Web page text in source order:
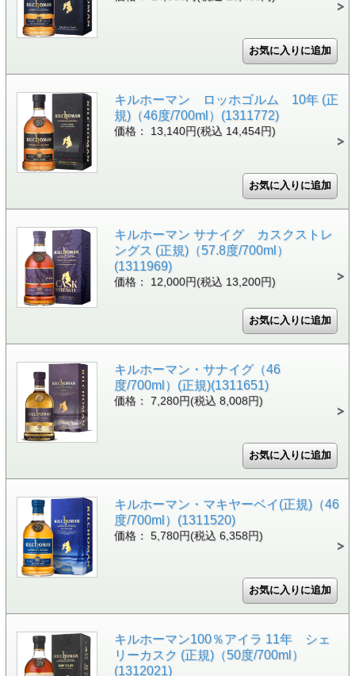
キルホーマン ロッホゴルム 10年 (正
規)（46度/700ml）(1311772)
価格： 13,140円(税込 14,454円)
キルホーマン サナイグ カスクストレ
ングス (正規)（57.8度/700ml）
(1311969)
価格： 12,000円(税込 13,200円)
キルホーマン・サナイグ（46
度/700ml）(正規)(1311651)
価格： 7,280円(税込 8,008円)
キルホーマン・マキヤーベイ(正規)（46
度/700ml）(1311520)
価格： 5,780円(税込 6,358円)
キルホーマン100％アイラ 11年 シェ
リーカスク (正規)（50度/700ml）
(1312021)